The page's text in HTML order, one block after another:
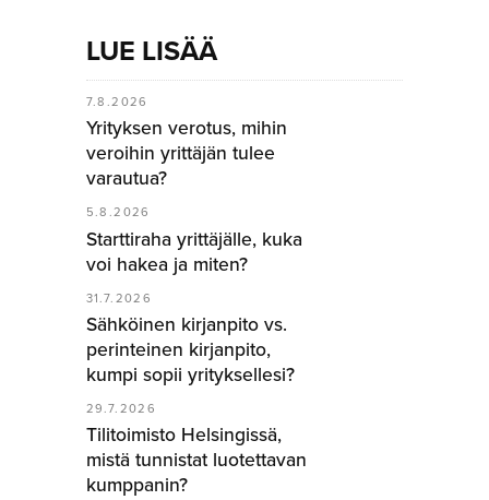
LUE LISÄÄ
7.8.2026
Yrityksen verotus, mihin
veroihin yrittäjän tulee
varautua?
5.8.2026
Starttiraha yrittäjälle, kuka
voi hakea ja miten?
31.7.2026
Sähköinen kirjanpito vs.
perinteinen kirjanpito,
kumpi sopii yrityksellesi?
29.7.2026
Tilitoimisto Helsingissä,
mistä tunnistat luotettavan
kumppanin?